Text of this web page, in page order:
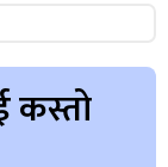
कस्तो